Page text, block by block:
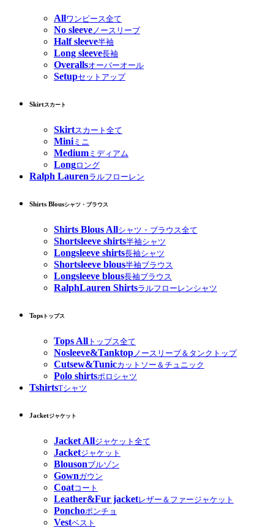
Allワンピース全て
No sleeveノースリーブ
Half sleeve半袖
Long sleeve長袖
Overallsオーバーオール
Setupセットアップ
Skirtスカート
Skirtスカート全て
Miniミニ
Medium ミディアム
Longロング
Ralph Laurenラルフローレン
Shirts Blousシャツ・ブラウス
Shirts Blous Allシャツ・ブラウス全て
Shortsleeve shirts半袖シャツ
Longsleeve shirts長袖シャツ
Shortsleeve blous半袖ブラウス
Longsleeve blous長袖ブラウス
RalphLauren Shirtsラルフローレンシャツ
Tops トップス
Tops All トップス全て
Nosleeve&Tanktop ノースリーブ＆タンクトップ
Cutsew&Tunicカットソー＆チュニック
Polo shirtsポロシャツ
TshirtsTシャツ
Jacketジャケット
Jacket Allジャケット全て
Jacketジャケット
Blousonブルゾン
Gownガウン
Coatコート
Leather&Fur jacketレザー＆ファージャケット
Ponchoポンチョ
Vestベスト